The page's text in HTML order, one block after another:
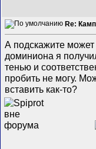
Re:
А подскажите может
доминиона я
тенью и
пробить не могу.
вставить как-то?